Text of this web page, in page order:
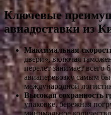
Ключевые
авиадоставки из
Максимальная
двери», включая
перелет занимает всего
авиаперевозку самым
международной
Высокая сохранность
упаковке, бережная
минимальное